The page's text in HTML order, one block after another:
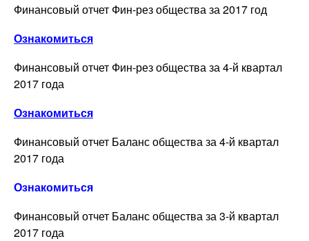
Финансовый отчет Фин-рез общества за 2017 год
Ознакомиться
Финансовый отчет Фин-рез общества за 4-й квартал
2017 года
Ознакомиться
Финансовый отчет Баланс общества за 4-й квартал
2017 года
Ознакомиться
Финансовый отчет Баланс общества за 3-й квартал
2017 года